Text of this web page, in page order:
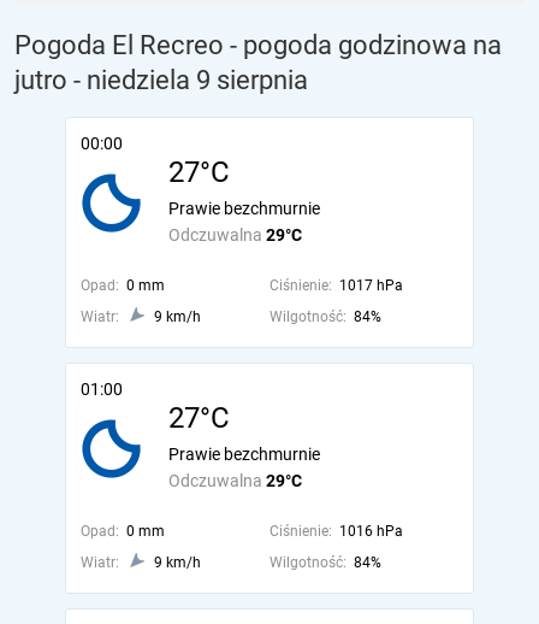
Pogoda El Recreo - pogoda godzinowa na
jutro - niedziela 9 sierpnia
00:00
27°C
Odczuwalna 29°C
Prawie bezchmurnie
Opad: 0 mm Ciśnienie: 1017 hPa
Wiatr:
9 km/h Wilgotność: 84%
01:00
27°C
Odczuwalna 29°C
Prawie bezchmurnie
Opad: 0 mm Ciśnienie: 1016 hPa
Wiatr:
9 km/h Wilgotność: 84%